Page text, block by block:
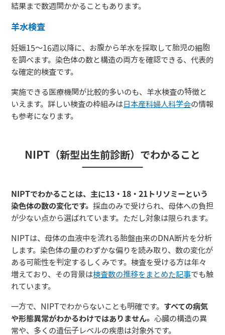
結果まで数週間かかることもあります。
羊水検査
妊娠15〜16週以降に、お腹から羊水を採取して胎児の細胞
を調べます。染色体の数と構造の両方を確認できる、代表的
な確定的検査です。
実施できる医療機関が比較的多いのも、羊水検査の特徴と
いえます。詳しい検査の枠組みは 日本産科婦人科学会の情報
も参考になります。
NIPT（新型出生前診断）でわかること
NIPTでわかることは、主に13・18・21トリソミーという
染色体の数の変化です。採血のみで受けられ、母体への負担
が少ない点から選ばれています。ただし対象は限られます。
NIPTは、母体の血液中を流れる胎盤由来のDNA断片を分析
します。染色体の量のわずかな偏りを読み取り、数の変化が
ある可能性を判定するしくみです。検査を受ける方は年々
増えており、その背景は検査数の推移をまとめた記事でも触
れています。
一方で、NIPTでわからないことも明確です。 すべての病気
や形態異常がわかるわけではありません。心臓の構造の異
常や、多くの遺伝子レベルの疾患は対象外です。